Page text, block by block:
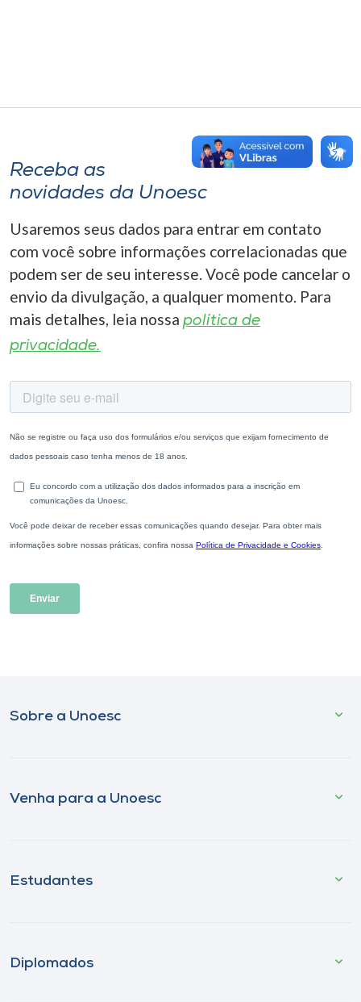
Receba as
novidades da Unoesc
Usaremos seus dados para entrar em contato
com você sobre informações correlacionadas que
podem ser de seu interesse. Você pode cancelar o
envio da divulgação, a qualquer momento. Para
mais detalhes, leia nossa política de
privacidade.
Sobre a Unoesc
Venha para a Unoesc
Estudantes
Diplomados